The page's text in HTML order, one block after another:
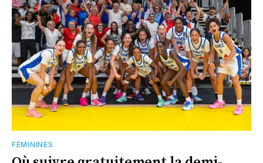
FÉMININES